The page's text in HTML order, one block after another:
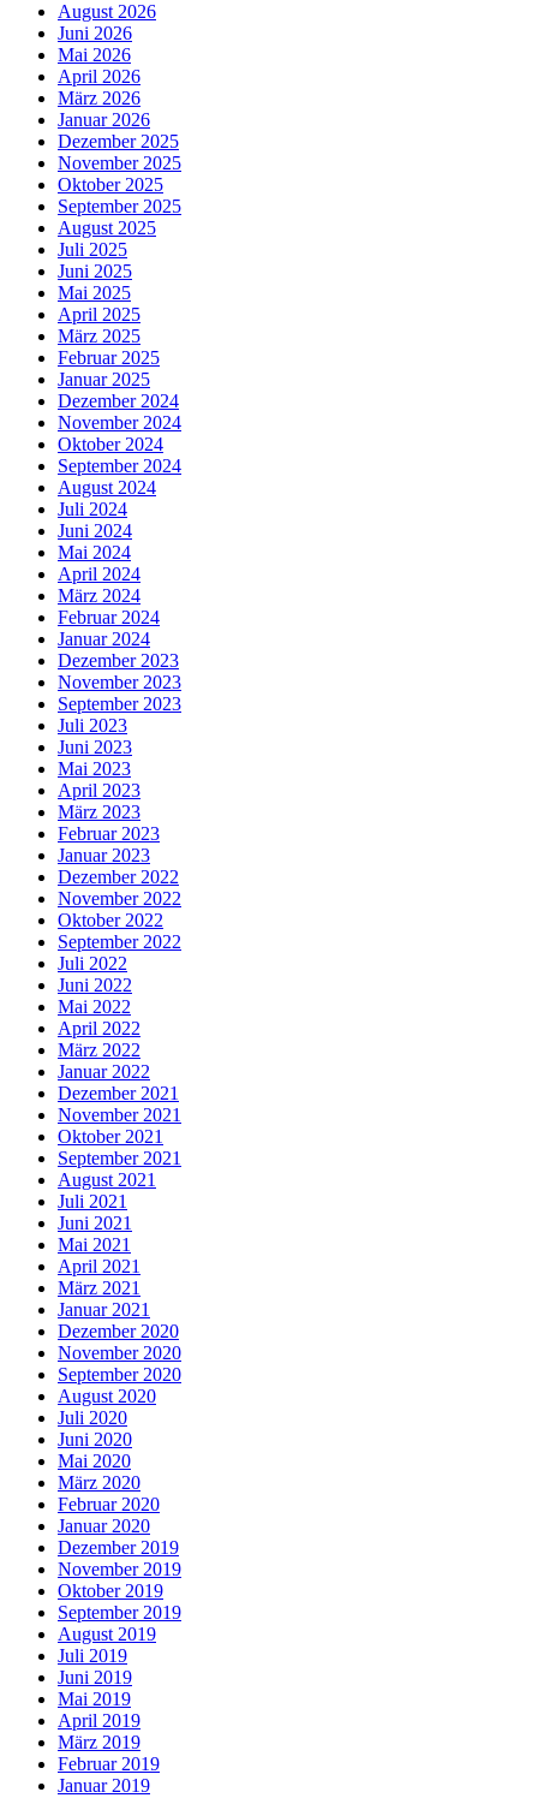
August 2026
Juni 2026
Mai 2026
April 2026
März 2026
Januar 2026
Dezember 2025
November 2025
Oktober 2025
September 2025
August 2025
Juli 2025
Juni 2025
Mai 2025
April 2025
März 2025
Februar 2025
Januar 2025
Dezember 2024
November 2024
Oktober 2024
September 2024
August 2024
Juli 2024
Juni 2024
Mai 2024
April 2024
März 2024
Februar 2024
Januar 2024
Dezember 2023
November 2023
September 2023
Juli 2023
Juni 2023
Mai 2023
April 2023
März 2023
Februar 2023
Januar 2023
Dezember 2022
November 2022
Oktober 2022
September 2022
Juli 2022
Juni 2022
Mai 2022
April 2022
März 2022
Januar 2022
Dezember 2021
November 2021
Oktober 2021
September 2021
August 2021
Juli 2021
Juni 2021
Mai 2021
April 2021
März 2021
Januar 2021
Dezember 2020
November 2020
September 2020
August 2020
Juli 2020
Juni 2020
Mai 2020
März 2020
Februar 2020
Januar 2020
Dezember 2019
November 2019
Oktober 2019
September 2019
August 2019
Juli 2019
Juni 2019
Mai 2019
April 2019
März 2019
Februar 2019
Januar 2019